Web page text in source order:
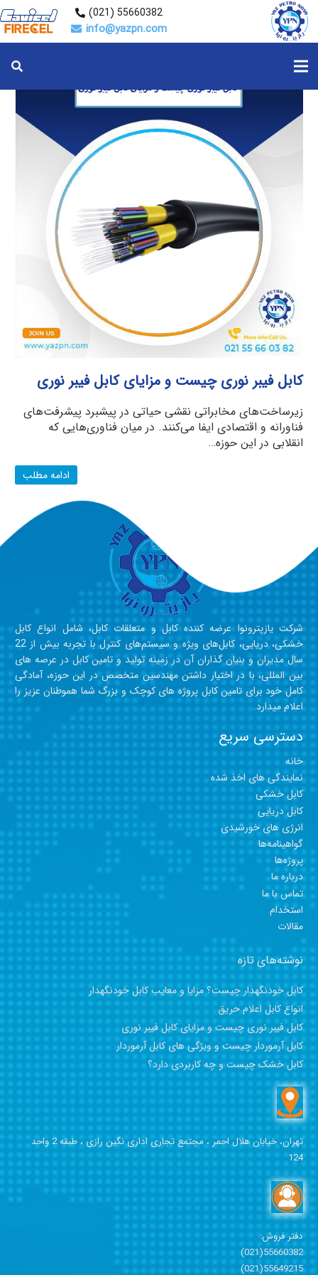
55660382 (021)
info@yazpn.com
کابل فیبر نوری چیست و مزایای کابل فیبر نوری
زیرساخت‌های مخابراتی نقشی حیاتی در پیشبرد پیشرفت‌های
فناورانه و اقتصادی ایفا می‌کنند. در میان فناوری‌هایی که
انقلابی در این حوزه…
ادامه مطلب
شرکت یازپترونوا عرضه کننده کابل و متعلقات کابل، شامل انواع کابل
خشکی، دریایی، کابل‎‎‎‎‎‎‎‎‎‎‎‎‎‎‎‎‎های ویژه و سیستم‎‎‎‎‎‎‎‎‎‎‎‎‎‎های کنترل با تجربه بیش از 22
سال مدیران و بنیان گذاران آن در زمینه تولید و تامین کابل در عرصه های
بین المللی، با در اختیار داشتن مهندسین متخصص در این حوزه، آمادگی
کامل خود برای تامین کابل‎‎‎‎‎‎‎‎‎‎‎‎‎‎‎‎‎ پروژه های کوچک و بزرگ شما هموطنان عزیز را
اعلام میدارد.
دسترسی سریع
خانه
نمایندگی های اخذ شده
کابل خشکی
کابل دریایی
انرژی های خورشیدی
گواهینامه‎‎‎‎‎‎‎‎‎‎‎ها
پروژه‎‎‎‎‎‎‎‎‎‎‎‎‎ها
درباره ما
تماس با ما
استخدام
مقالات
نوشته‌های تازه
کابل خودنگهدار چیست؟ مزایا و معایب کابل خودنگهدار
انواع کابل اعلام حریق
کابل فیبر نوری چیست و مزایای کابل فیبر نوری
کابل آرموردار چیست و ویژگی های کابل آرموردار
کابل خشک چیست و چه کاربردی دارد؟
تهران، خیابان هلال احمر ،مجتمع تجاری اداری نگین رازی ،
طبقه 2 واحد
124
دفتر فروش:
55660382(021)
55649215(021)